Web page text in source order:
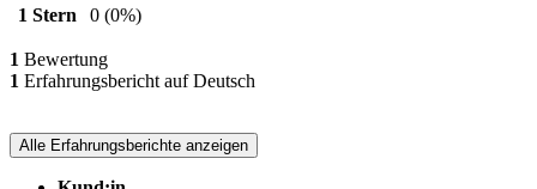
1 Stern
0 (0%)
1 Bewertung
1 Erfahrungsbericht auf Deutsch
Alle Erfahrungsberichte anzeigen